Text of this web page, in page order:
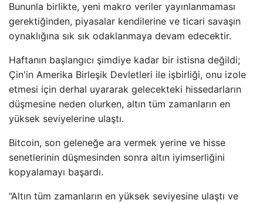
Bununla birlikte, yeni makro veriler yayınlanmaması
gerektiğinden, piyasalar kendilerine ve ticari savaşın
oynaklığına sık sık odaklanmaya devam edecektir.
Haftanın başlangıcı şimdiye kadar bir istisna değildi;
Çin'in Amerika Birleşik Devletleri ile işbirliği, onu izole
etmesi için derhal uyararak gelecekteki hissedarların
düşmesine neden olurken, altın tüm zamanların en
yüksek seviyelerine ulaştı.
Bitcoin, son geleneğe ara vermek yerine ve hisse
senetlerinin düşmesinden sonra altın iyimserliğini
kopyalamayı başardı.
“Altın tüm zamanların en yüksek seviyesine ulaştı ve